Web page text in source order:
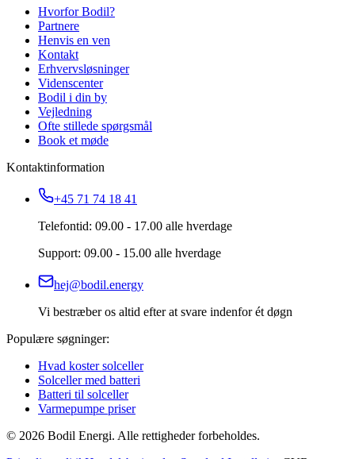
Hvorfor Bodil?
Partnere
Henvis en ven
Kontakt
Erhvervsløsninger
Videnscenter
Bodil i din by
Vejledning
Ofte stillede spørgsmål
Book et møde
Kontaktinformation
+45 71 74 18 41
Telefontid: 09.00 - 17.00 alle hverdage
Support: 09.00 - 15.00 alle hverdage
hej@bodil.energy
Vi bestræber os altid efter at svare indenfor ét døgn
Populære søgninger:
Hvad koster solceller
Solceller med batteri
Batteri til solceller
Varmepumpe priser
© 2026 Bodil Energi. Alle rettigheder forbeholdes.